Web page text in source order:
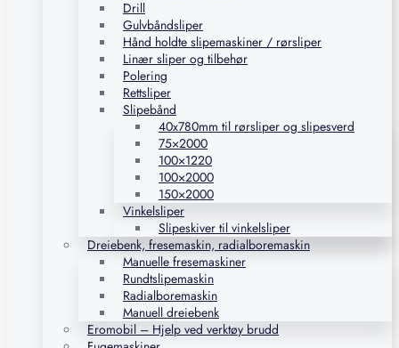
Drill
Gulvbåndsliper
Hånd holdte slipemaskiner / rørsliper
Linær sliper og tilbehør
Polering
Rettsliper
Slipebånd
40x780mm til rørsliper og slipesverd
75×2000
100×1220
100×2000
150×2000
Vinkelsliper
Slipeskiver til vinkelsliper
Dreiebenk, fresemaskin, radialboremaskin
Manuelle fresemaskiner
Rundtslipemaskin
Radialboremaskin
Manuell dreiebenk
Eromobil – Hjelp ved verktøy brudd